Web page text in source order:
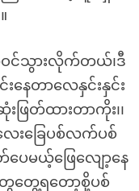
ဝင်သွားလိုက်တယ်၊ဒီ
းနေတာလေနှင်းနှင်း
ြတ်ထားတာကိုး၊၊
းခြေပစ်လက်ပစ်
ေမယ့်ဖြေလျော့နေ
တွေတွေ့ရတော့စို့ပစ်